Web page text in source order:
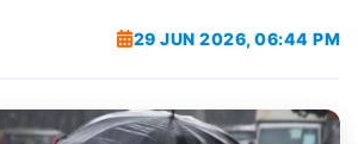
29 JUN 2026, 06:44 PM